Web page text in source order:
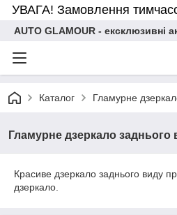
УВАГА! Замовлення
AUTO GLAMOUR - ексклюзивні
Каталог Гламурне
Гламурне дзеркало заднього
Красиве дзеркало заднього виду
дзеркало.